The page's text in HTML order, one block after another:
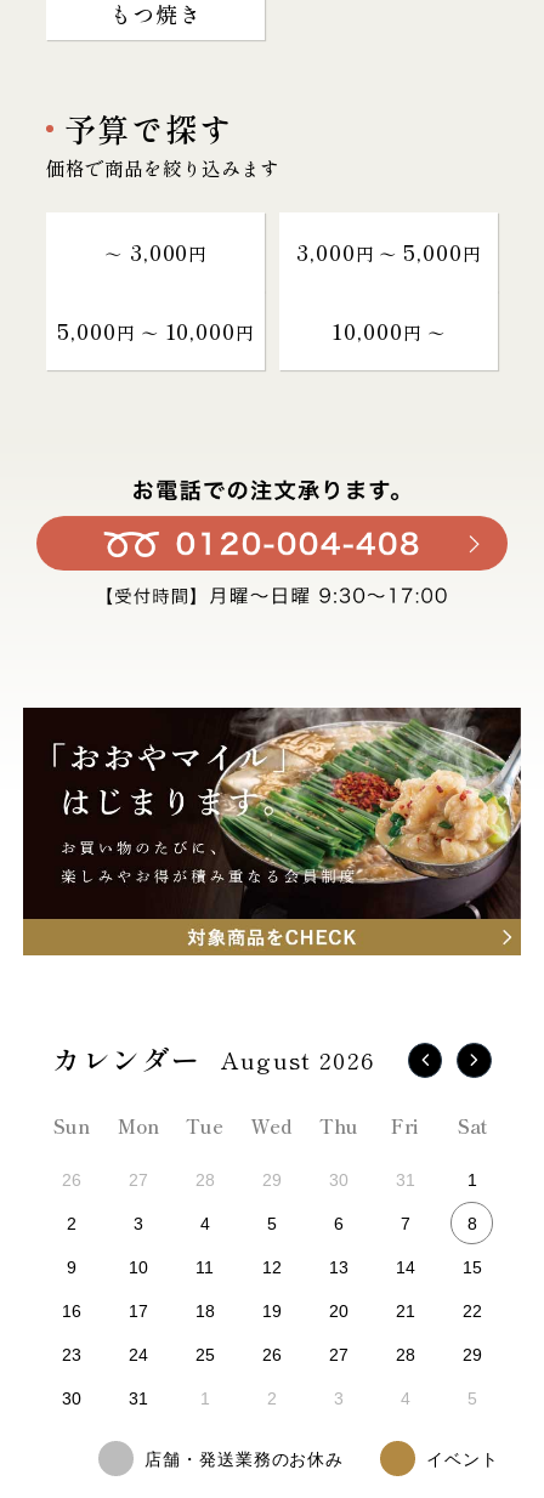
もつ焼き
予算で探す
価格で商品を絞り込みます
～ 3,000円 3,000円 〜 5,000円
5,000円 〜 10,000円 10,000円 〜
August 2026
Sun Mon Tue Wed Thu Fri Sat
26 27 28 29 30 31 1
2 3 4 5 6 7 8
9 10 11 12 13 14 15
16 17 18 19 20 21 22
23 24 25 26 27 28 29
30 31 1 2 3 4 5
店舗・発送業務のお休み イベント